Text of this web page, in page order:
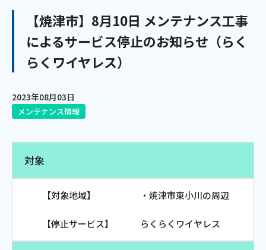
インターネット
おトクな情報 料金案内
【焼津市】8月10日 メンテナンス工事
によるサービス停止のお知らせ（らく
らくワイヤレス）
2023年08月03日
メンテナンス情報
対象
【対象地域】 ・焼津市東小川の周辺
【停止サービス】 らくらくワイヤレス